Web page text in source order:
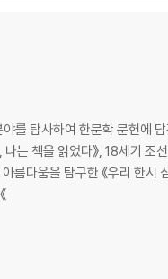
사하여 한문학 문헌에 담긴 깊
는 책을 읽었다》, 18세기 조
다움을 탐구한 《우리 한시 삼